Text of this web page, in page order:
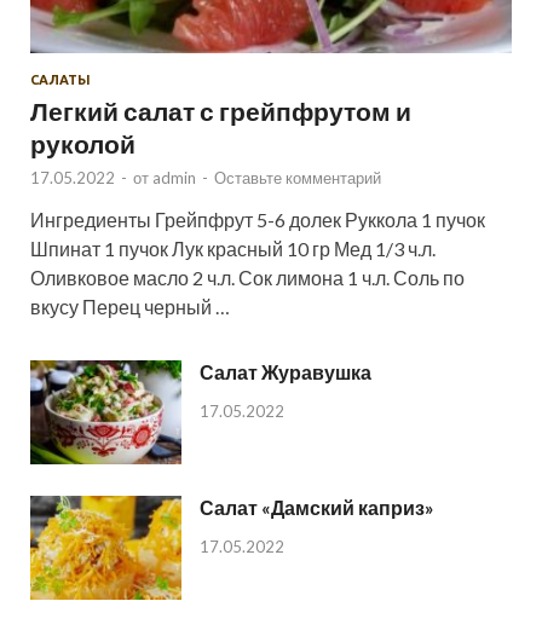
САЛАТЫ
Легкий салат с грейпфрутом и
руколой
17.05.2022 - от admin - Оставьте комментарий
Ингредиенты Грейпфрут 5-6 долек Руккола 1 пучок
Шпинат 1 пучок Лук красный 10 гр Мед 1/3 ч.л.
Оливковое масло 2 ч.л. Сок лимона 1 ч.л. Соль по
вкусу Перец черный …
Салат Журавушка
17.05.2022
Салат «Дамский каприз»
17.05.2022